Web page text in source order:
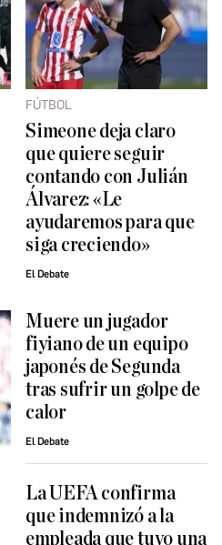
FÚTBOL
Simeone deja claro
que quiere seguir
contando con Julián
Álvarez: «Le
ayudaremos para que
siga creciendo»
El Debate
Muere un jugador
fiyiano de un equipo
japonés de Segunda
tras sufrir un golpe de
calor
El Debate
La UEFA confirma
que indemnizó a la
empleada que tuvo una